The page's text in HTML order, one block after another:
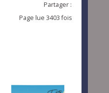
Partager :
Page lue 3403 fois